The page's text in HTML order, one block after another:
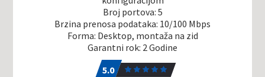
Broj portova: 5
Brzina prenosa podataka: 10/100 Mbps
Forma: Desktop, montaža na zid
Garantni rok: 2 Godine
5.0